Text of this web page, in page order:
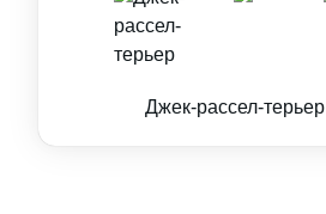
Джек-рассел-терьер